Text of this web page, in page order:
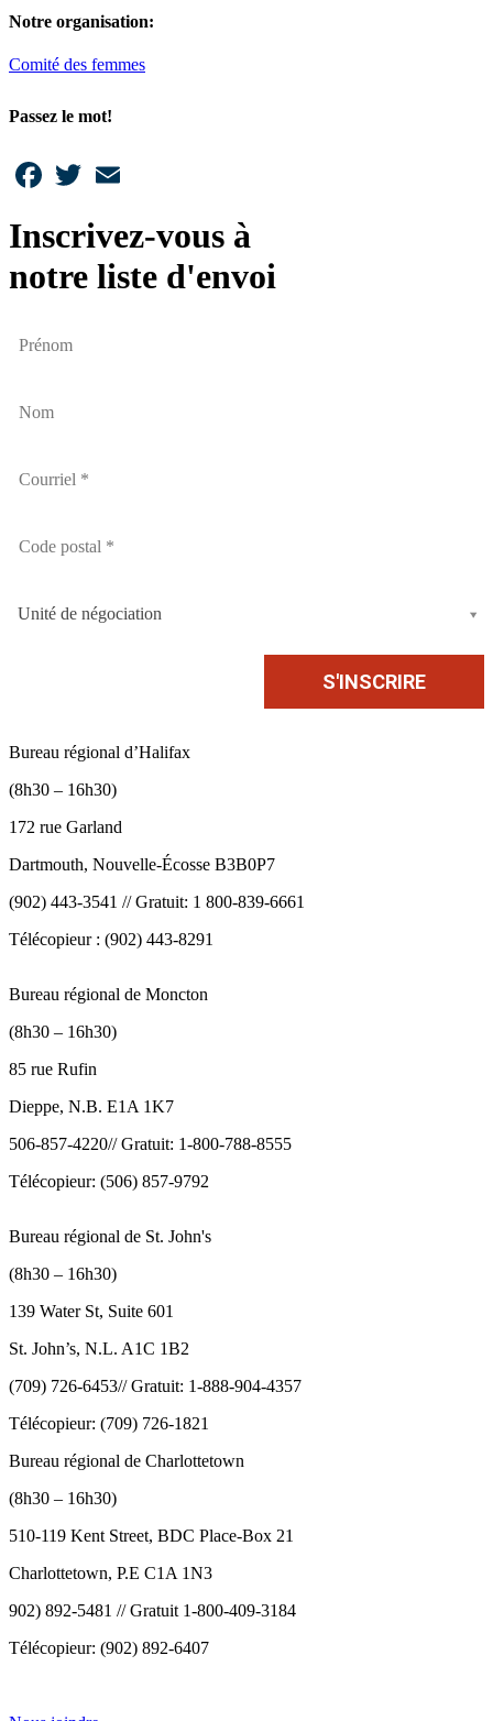
Notre organisation:
Comité des femmes
Passez le mot!
Facebook
Twitter
Inscrivez-vous à
notre liste d'envoi
Unité de négociation
Bureau régional d’Halifax
(8h30 – 16h30)
172 rue Garland
Dartmouth, Nouvelle-Écosse B3B0P7
(902) 443-3541 // Gratuit: 1 800-839-6661
Télécopieur : (902) 443-8291
Bureau régional de Moncton
(8h30 – 16h30)
85 rue Rufin
Dieppe, N.B. E1A 1K7
506-857-4220// Gratuit: 1-800-788-8555
Télécopieur: (506) 857-9792
Bureau régional de St. John's
(8h30 – 16h30)
139 Water St, Suite 601
St. John’s, N.L. A1C 1B2
(709) 726-6453// Gratuit: 1-888-904-4357
Télécopieur: (709) 726-1821
Bureau régional de Charlottetown
(8h30 – 16h30)
510-119 Kent Street, BDC Place-Box 21
Charlottetown, P.E C1A 1N3
902) 892-5481 // Gratuit 1-800-409-3184
Télécopieur: (902) 892-6407